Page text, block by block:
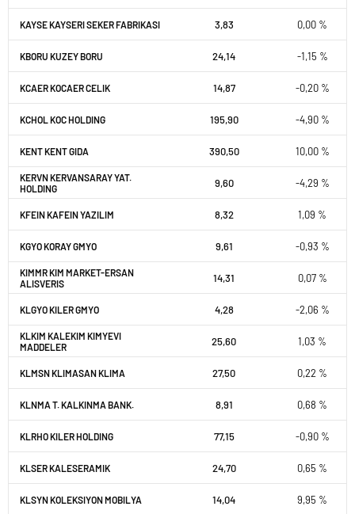
KAYSE KAYSERI SEKER FABRIKASI 3,83 0,00 %
KBORU KUZEY BORU 24,14 -1,15 %
KCAER KOCAER CELIK 14,87 -0,20 %
KCHOL KOC HOLDING 195,90 -4,90 %
KENT KENT GIDA 390,50 10,00 %
KERVN KERVANSARAY YAT.
HOLDING
9,60 -4,29 %
KFEIN KAFEIN YAZILIM 8,32 1,09 %
KGYO KORAY GMYO 9,61 -0,93 %
KIMMR KIM MARKET-ERSAN
ALISVERIS
14,31 0,07 %
KLGYO KILER GMYO 4,28 -2,06 %
KLKIM KALEKIM KIMYEVI
MADDELER
25,60 1,03 %
KLMSN KLIMASAN KLIMA 27,50 0,22 %
KLNMA T. KALKINMA BANK. 8,91 0,68 %
KLRHO KILER HOLDING 77,15 -0,90 %
KLSER KALESERAMIK 24,70 0,65 %
KLSYN KOLEKSIYON MOBILYA 14,04 9,95 %